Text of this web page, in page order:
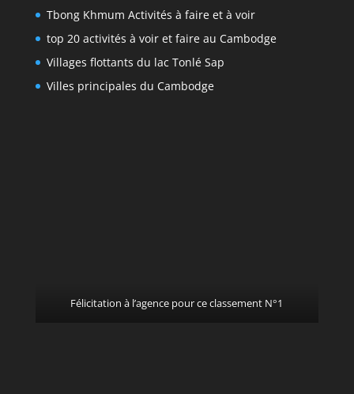
Tbong Khmum Activités à faire et à voir
top 20 activités à voir et faire au Cambodge
Villages flottants du lac Tonlé Sap
Villes principales du Cambodge
Félicitation à l’agence pour ce classement N°1